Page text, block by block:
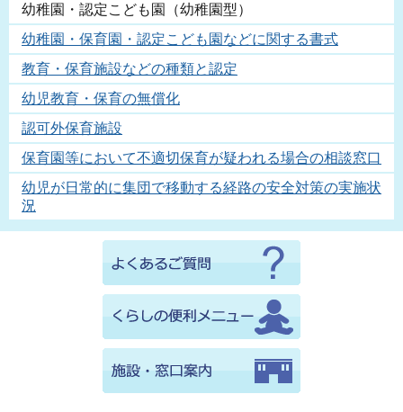
幼稚園・認定こども園（幼稚園型）
幼稚園・保育園・認定こども園などに関する書式
教育・保育施設などの種類と認定
幼児教育・保育の無償化
認可外保育施設
保育園等において不適切保育が疑われる場合の相談窓口
幼児が日常的に集団で移動する経路の安全対策の実施状
況